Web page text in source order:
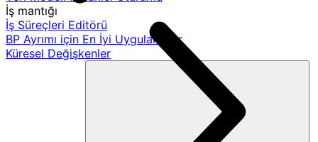
İş mantığı
İş Süreçleri Editörü
BP Ayrımı için En İyi Uygulamalar
Küresel Değişkenler